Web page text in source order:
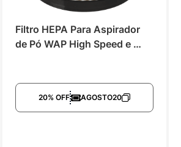
Filtro HEPA Para Aspirador
de Pó WAP High Speed e
20% OFF AGOSTO20